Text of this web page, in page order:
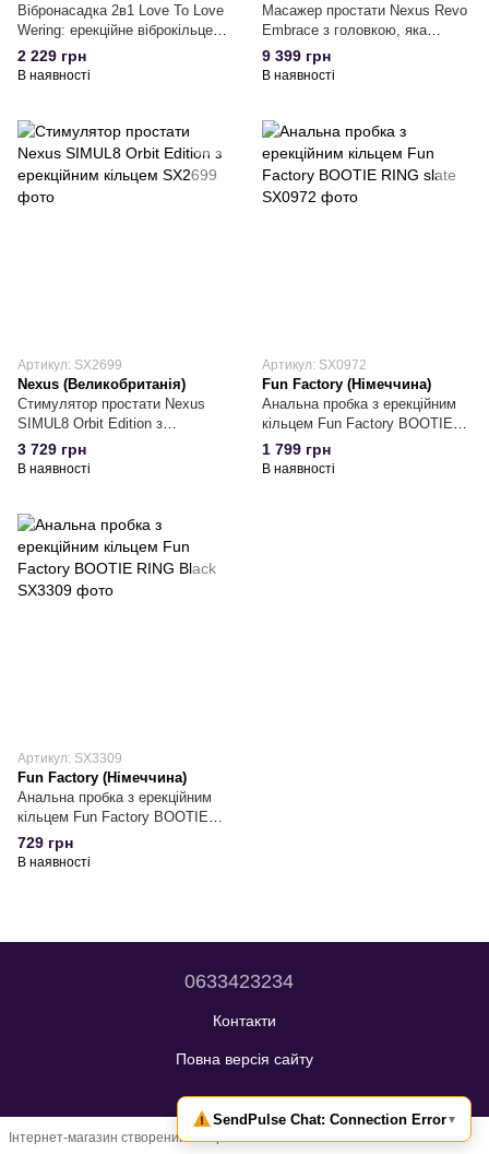
Вібронасадка 2в1 Love To Love
Wering: ерекційне віброкільце і
вібронасадка на член
2 229 грн
В наявності
Масажер простати Nexus Revo
Embrace з головкою, яка
обертається та з ерекційним
кільцем
9 399 грн
В наявності
Артикул: SX2699
Nexus (Великобританія)
Стимулятор простати Nexus
SIMUL8 Orbit Edition з
ерекційним кільцем
3 729 грн
В наявності
Артикул: SX0972
Fun Factory (Німеччина)
Анальна пробка з ерекційним
кільцем Fun Factory BOOTIE
RING slate
1 799 грн
В наявності
Артикул: SX3309
Fun Factory (Німеччина)
Анальна пробка з ерекційним
кільцем Fun Factory BOOTIE
RING Black
729 грн
В наявності
0633423234
Контакти
Повна версія сайту
Інтернет-магазин створений з Хорошоп